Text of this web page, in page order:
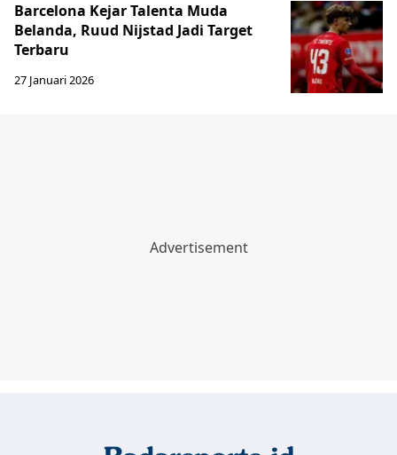
Barcelona Kejar Talenta Muda
Belanda, Ruud Nijstad Jadi Target
Terbaru
27 Januari 2026